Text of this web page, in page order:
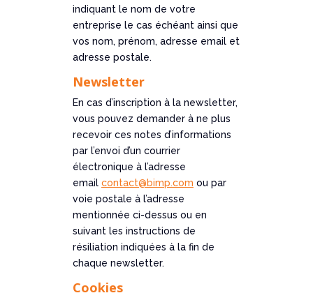
indiquant le nom de votre
entreprise le cas échéant ainsi que
vos nom, prénom, adresse email et
adresse postale.
Newsletter
En cas d’inscription à la newsletter,
vous pouvez demander à ne plus
recevoir ces notes d’informations
par l’envoi d’un courrier
électronique à l’adresse
email contact@bimp.com ou par
voie postale à l’adresse
mentionnée ci-dessus ou en
suivant les instructions de
résiliation indiquées à la fin de
chaque newsletter.
Cookies